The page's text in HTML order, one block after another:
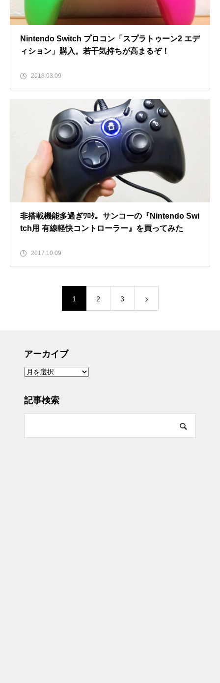
Nintendo Switch プロコン「スプラトゥーン2 エデ
ィション」購入。若干気持ちが高まるぞ！
2018.03.09
非搭載機能多過ぎﾜﾛﾀ。サンコーの『Nintendo Swi
tch用 有線軽快コントローラー』を買ってみた
2017.10.09
1 2 3
アーカイブ
ア
ー
ブ
記事検索